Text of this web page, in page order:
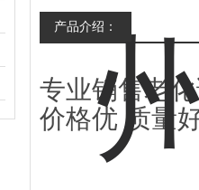
产品介绍：
专业销售老
价格优 质量